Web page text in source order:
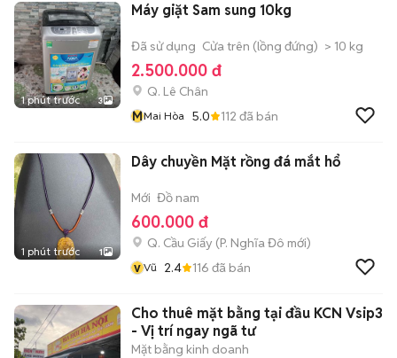
1 phút trước 3
Máy giặt Sam sung 10kg
Đã sử dụng Cửa trên (lồng đứng) > 10 kg
2.500.000 đ
Q. Lê Chân
MMai Hòa 5.0 112 đã bán
1 phút trước 1
Dây chuyền Mặt rồng đá mắt hổ
Mới Đồ nam
600.000 đ
Q. Cầu Giấy (P. Nghĩa Đô mới)
v Vũ 2.4 116 đã bán
Cho thuê mặt bằng tại đầu KCN Vsip3
- Vị trí ngay ngã tư
Mặt bằng kinh doanh